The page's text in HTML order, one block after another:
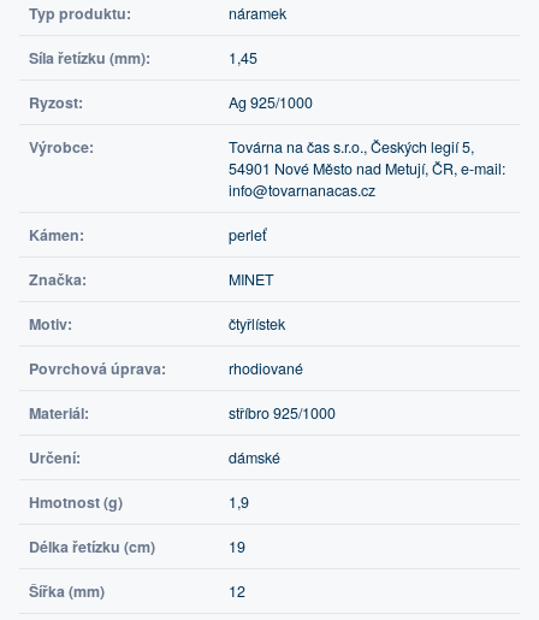
Typ produktu: náramek
Síla řetízku (mm): 1,45
Ryzost: Ag 925/1000
Výrobce:
Továrna na čas s.r.o., Českých legií 5,
54901 Nové Město nad Metují, ČR, e-mail:
info@tovarnanacas.cz
Kámen: perleť
Značka: MINET
Motiv: čtyřlístek
Povrchová úprava: rhodiované
Materiál: stříbro 925/1000
Určení: dámské
Hmotnost (g) 1,9
Délka řetízku (cm) 19
Šířka (mm) 12